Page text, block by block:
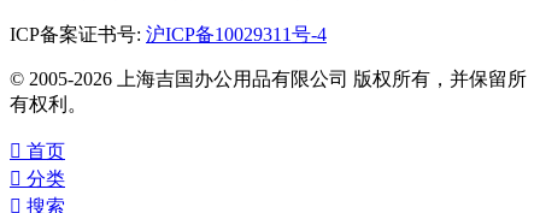
ICP备案证书号: 沪ICP备10029311号-4
© 2005-2026 上海吉国办公用品有限公司 版权所有，并保留所
有权利。
 首页
 分类
 搜索